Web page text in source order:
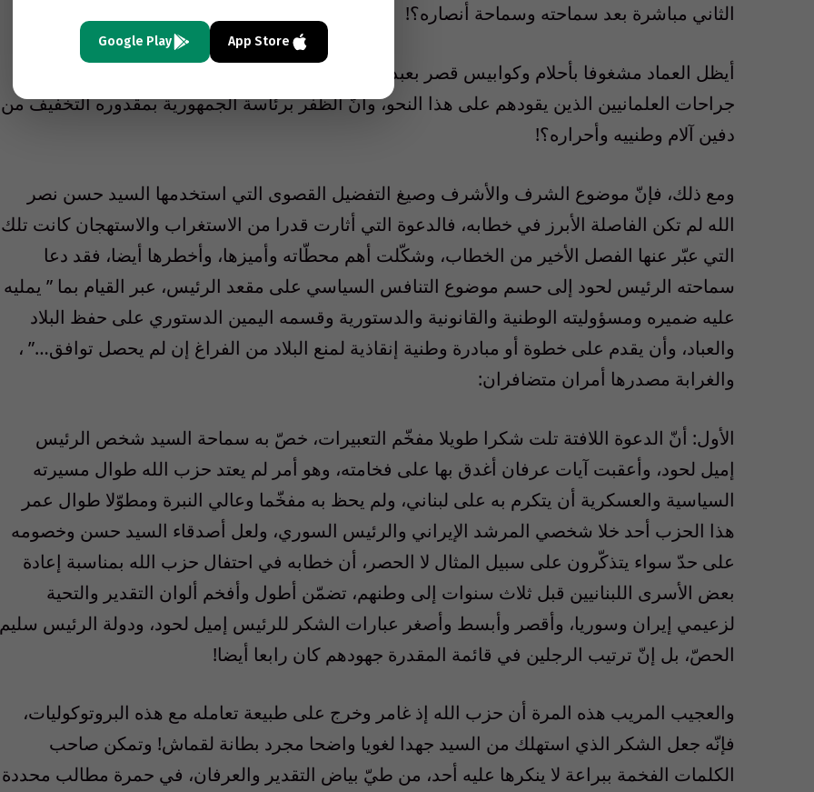
الثاني مباشرة بعد سماحته وسماحة أنصاره؟!
أيظل العماد مشغوفا بأحلام وكوابيس قصر بعبدا، ويواصل الاعتقاد أنّ هذا الطموح كفيل ببلسمة
جراحات العلمانيين الذين يقودهم على هذا النحو، وأنّ الظفر برئاسة الجمهورية بمقدوره التخفيف من
دفين آلام وطنييه وأحراره؟!
ومع ذلك، فإنّ موضوع الشرف والأشرف وصيغ التفضيل القصوى التي استخدمها السيد حسن نصر
الله لم تكن الفاصلة الأبرز في خطابه، فالدعوة التي أثارت قدرا من الاستغراب والاستهجان كانت تلك
التي عبّر عنها الفصل الأخير من الخطاب، وشكّلت أهم محطّاته وأميزها، وأخطرها أيضا، فقد دعا
سماحته الرئيس لحود إلى حسم موضوع التنافس السياسي على مقعد الرئيس، عبر القيام بما ” يمليه
عليه ضميره ومسؤوليته الوطنية والقانونية والدستورية وقسمه اليمين الدستوري على حفظ البلاد
والعباد، وأن يقدم على خطوة أو مبادرة وطنية إنقاذية لمنع البلاد من الفراغ إن لم يحصل توافق…” ،
والغرابة مصدرها أمران متضافران:
الأول: أنّ الدعوة اللافتة تلت شكرا طويلا مفخّم التعبيرات، خصّ به سماحة السيد شخص الرئيس
إميل لحود، وأعقبت آيات عرفان أغدق بها على فخامته، وهو أمر لم يعتد حزب الله طوال مسيرته
السياسية والعسكرية أن يتكرم به على لبناني، ولم يحظ به مفخّما وعالي النبرة ومطوّلا طوال عمر
هذا الحزب أحد خلا شخصي المرشد الإيراني والرئيس السوري، ولعل أصدقاء السيد حسن وخصومه
على حدّ سواء يتذكّرون على سبيل المثال لا الحصر، أن خطابه في احتفال حزب الله بمناسبة إعادة
بعض الأسرى اللبنانيين قبل ثلاث سنوات إلى وطنهم، تضمّن أطول وأفخم ألوان التقدير والتحية
لزعيمي إيران وسوريا، وأقصر وأبسط وأصغر عبارات الشكر للرئيس إميل لحود، ودولة الرئيس سليم
الحصّ، بل إنّ ترتيب الرجلين في قائمة المقدرة جهودهم كان رابعا أيضا!
والعجيب المريب هذه المرة أن حزب الله إذ غامر وخرج على طبيعة تعامله مع هذه البروتوكوليات،
فإنّه جعل الشكر الذي استهلك من السيد جهدا لغويا واضحا مجرد بطانة لقماش! وتمكن صاحب
الكلمات الفخمة ببراعة لا ينكرها عليه أحد، من طيّ بياض التقدير والعرفان، في حمرة مطالب محددة
App Store
Google Play